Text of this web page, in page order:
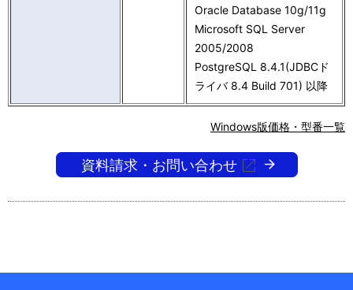
Oracle Database 10g/11g
Microsoft SQL Server
2005/2008
PostgreSQL 8.4.1(JDBCド
ライバ 8.4 Build 701) 以降
Windows版価格・型番一覧
資料請求・お問い合わせ